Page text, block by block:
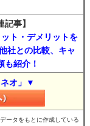
事】
ト・デメリットを
社との比較、キャ
も紹介！
オ」▼
ータをもとに作成している